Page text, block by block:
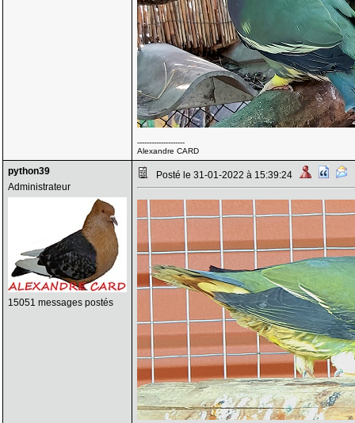
--------------------
Alexandre CARD
python39
Administrateur
15051 messages postés
Posté le 31-01-2022 à 15:39:24